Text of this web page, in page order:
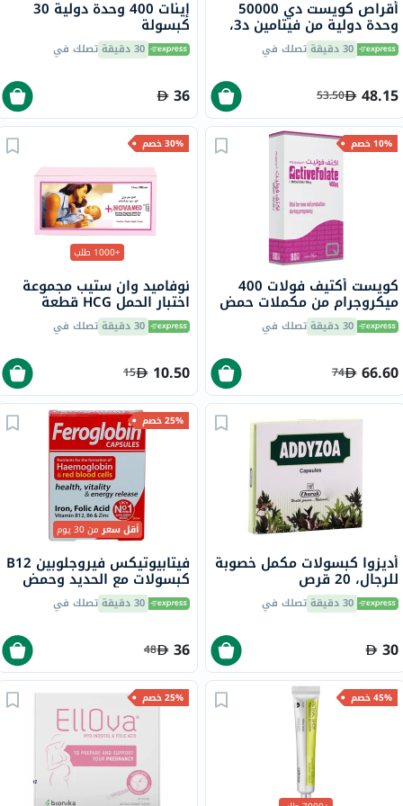
أقراص كويست دي 50000
وحدة دولية من فيتامين د3،
15 قرص 30 دقيقة تصلك في
48.15
53.50
إينات 400 وحدة دولية 30
كبسولة
30 دقيقة تصلك في
36
10% خصم
كويست أكتيف فولات 400
ميكروجرام من مكملات حمض
الفوليك كويست، حزمة من 60
قرص 30 دقيقة تصلك في
66.60
74
30% خصم
+1000 طلب
نوفاميد وان ستيب مجموعة
اختبار الحمل HCG قطعة
واحدة 30 دقيقة تصلك في
10.50
15
أديزوا كبسولات مكمل خصوبة
للرجال، 20 قرص
30 دقيقة تصلك في
30
25% خصم
أقل سعرمن 30 يوم
فيتابيوتيكس فيروجلوبين B12
كبسولات مع الحديد وحمض
الفوليك وفيتامين B12
لمحاربة التعب، 30 كبسولة
30 دقيقة تصلك في
36
48
45% خصم 25% خصم